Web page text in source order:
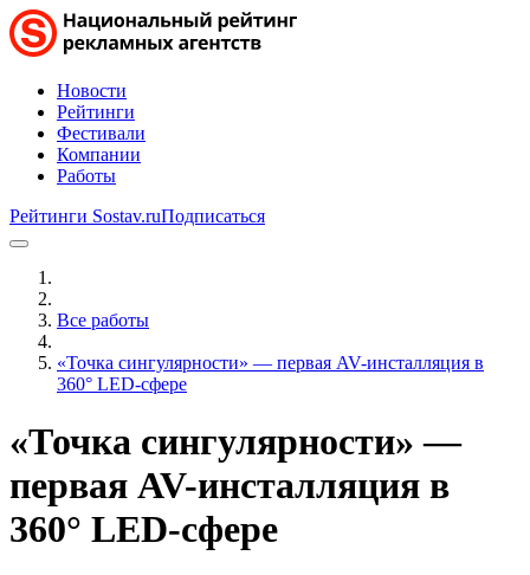
Новости
Рейтинги
Фестивали
Компании
Работы
Рейтинги Sostav.ruПодписаться
Все работы
«Точка сингулярности» — первая AV-инсталляция в
360° LED-сфере
«Точка сингулярности» —
первая AV-инсталляция в
360° LED-сфере